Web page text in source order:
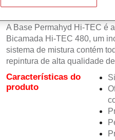
A Base Permahyd Hi-TEC é
Bicamada Hi-TEC 480, um
sistema de mistura contém
repintura de alta qualidade
Características do
produto